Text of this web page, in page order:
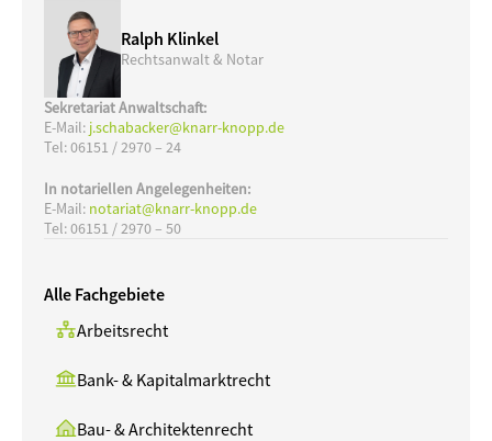
Alle Fachgebiete
Arbeitsrecht
Bank- & Kapitalmarktrecht
Bau- & Architektenrecht
Ralph Klinkel
Rechtsanwalt & Notar
Sekretariat Anwaltschaft:
E-Mail: j.schabacker@knarr-knopp.de
Tel: 06151 / 2970 – 24
In notariellen Angelegenheiten:
E-Mail: notariat@knarr-knopp.de
Tel: 06151 / 2970 – 50